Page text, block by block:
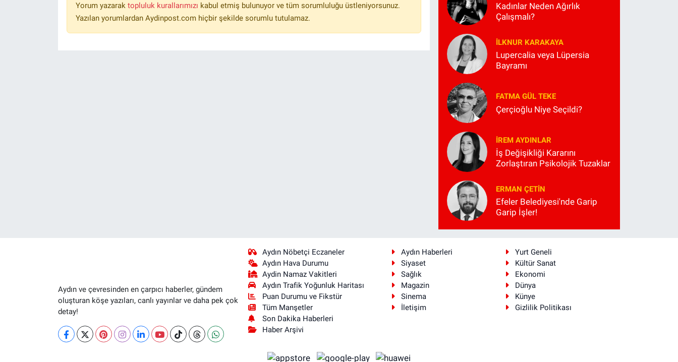
Yorum yazarak topluluk kurallarımızı kabul etmiş bulunuyor ve tüm sorumluluğu üstleniyorsunuz.
Yazılan yorumlardan Aydinpost.com hiçbir şekilde sorumlu tutulamaz.
Kadınlar Neden Ağırlık
Çalışmalı?
İLKNUR KARAKAYA
Lupercalia veya Lüpersia
Bayramı
FATMA GÜL TEKE
Çerçioğlu Niye Seçildi?
İREM AYDINLAR
İş Değişikliği Kararını
Zorlaştıran Psikolojik Tuzaklar
ERMAN ÇETIN
Efeler Belediyesi'nde Garip
Garip İşler!
Aydın ve çevresinden en çarpıcı haberler, gündem
oluşturan köşe yazıları, canlı yayınlar ve daha pek çok
detay!
Aydın Nöbetçi Eczaneler
Aydın Hava Durumu
Aydin Namaz Vakitleri
Aydın Trafik Yoğunluk Haritası
Puan Durumu ve Fikstür
Tüm Manşetler
Son Dakika Haberleri
Haber Arşivi
Aydın Haberleri
Yurt Geneli
Siyaset
Kültür Sanat
Sağlık
Ekonomi
Magazin
Dünya
Sinema
Künye
İletişim
Gizlilik Politikası